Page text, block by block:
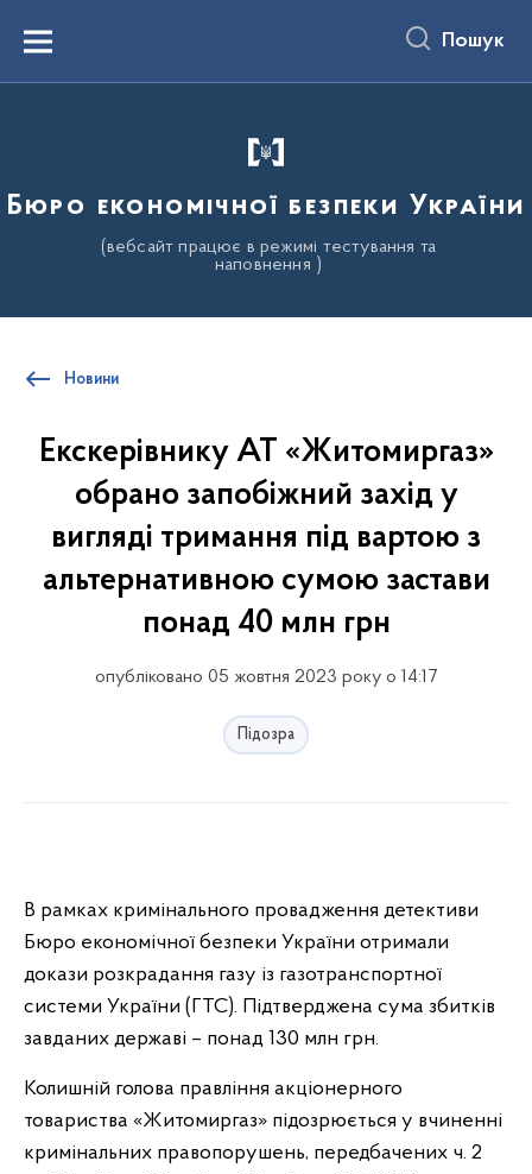
вмістуMenu Пошук
Бюро економічної безпеки України
(вебсайт працює в режимі тестування та
наповнення )
Новини
Екскерівнику АТ «Житомиргаз»
обрано запобіжний захід у
вигляді тримання під вартою з
альтернативною сумою застави
понад 40 млн грн
опубліковано 05 жовтня 2023 року о 14:17
Підозра
В рамках кримінального провадження детективи
Бюро економічної безпеки України отримали
докази розкрадання газу із газотранспортної
системи України (ГТС). Підтверджена сума збитків
завданих державі – понад 130 млн грн.
Колишній голова правління акціонерного
товариства «Житомиргаз» підозрюється у вчиненні
кримінальних правопорушень, передбачених ч. 2